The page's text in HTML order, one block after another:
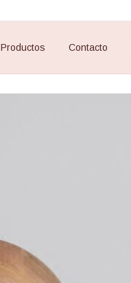
Productos Contacto